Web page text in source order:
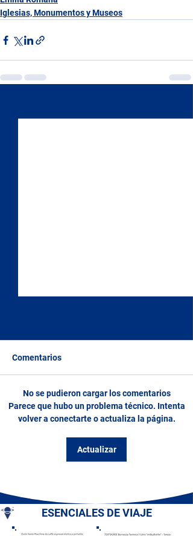
Iglesias, Monumentos y Museos
Iglesia de San Francisco y
Claustro de San Francisco
Península Sorrentina -
Campania
Comentarios
No se pudieron cargar los comentarios
Parece que hubo un problema técnico. Intenta
volver a conectarte o actualiza la página.
Actualizar
ESENCIALES DE VIAJE